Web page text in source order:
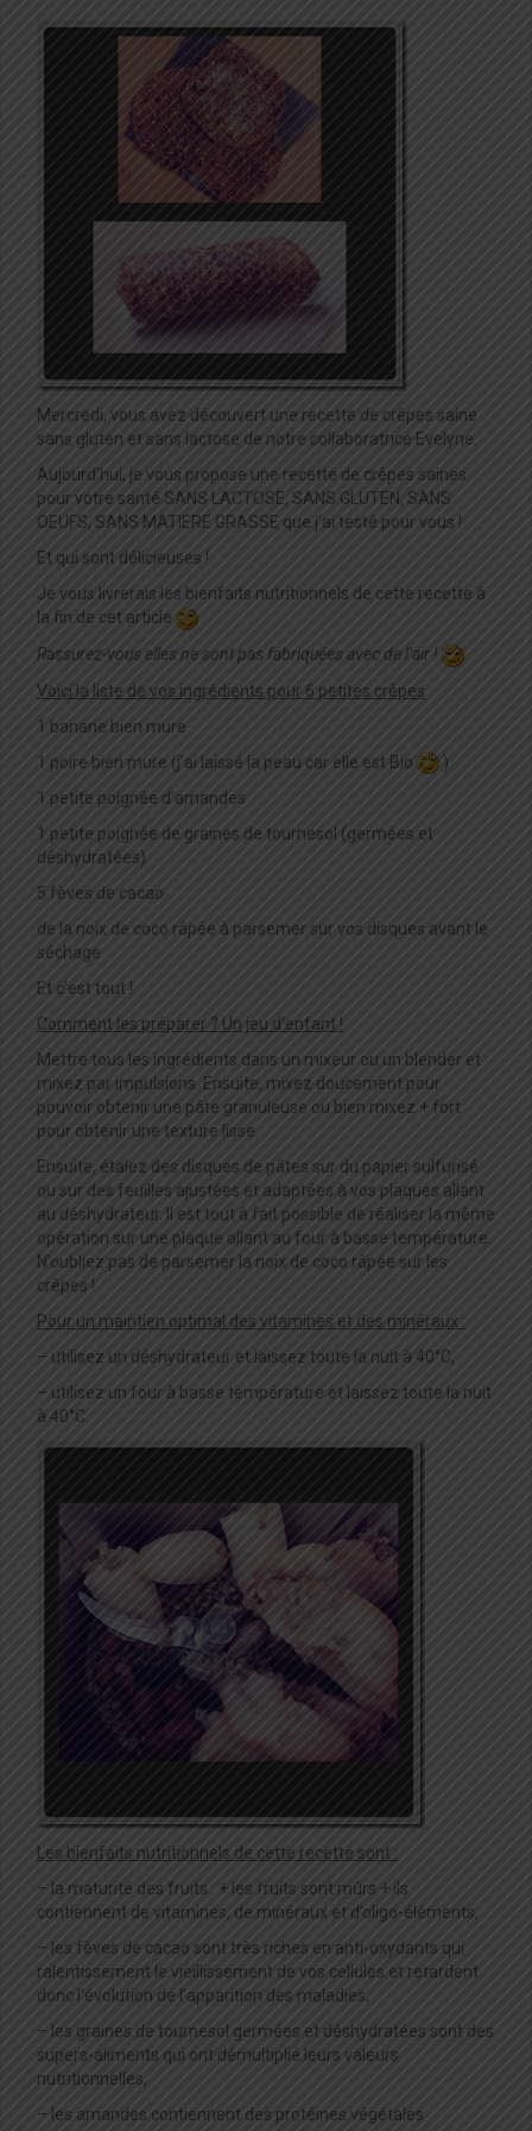
Mercredi, vous avez découvert une recette de crêpes saine
sans gluten et sans lactose de notre collaboratrice Evelyne.
Aujourd’hui, je vous propose une recette de crêpes saines
pour votre santé SANS LACTOSE, SANS GLUTEN, SANS
OEUFS, SANS MATIERE GRASSE que j’ai testé pour vous !
Et qui sont délicieuses !
Je vous livrerais les bienfaits nutritionnels de cette recette à
la fin de cet article
Rassurez-vous elles ne sont pas fabriquées avec de l’air !
Voici la liste de vos ingrédients pour 6 petites crêpes :
1 banane bien mure
1 poire bien mure (j’ai laissé la peau car elle est Bio
)
1 petite poignée d’amandes
1 petite poignée de graines de tournesol (germées et
déshydratées)
5 fèves de cacao
de la noix de coco râpée à parsemer sur vos disques avant le
séchage
Et c’est tout !
Comment les préparer ? Un jeu d’enfant !
Mettre tous les ingrédients dans un mixeur ou un blender et
mixez par impulsions. Ensuite, mixez doucement pour
pouvoir obtenir une pâte granuleuse ou bien mixez + fort
pour obtenir une texture lisse.
Ensuite, étalez des disques de pâtes sur du papier sulfurisé
ou sur des feuilles ajustées et adaptées à vos plaques allant
au déshydrateur. Il est tout à fait possible de réaliser la même
opération sur une plaque allant au four à basse température.
N’oubliez pas de parsemer la noix de coco râpée sur les
crêpes !
Pour un maintien optimal des vitamines et des minéraux :
– utilisez un déshydrateur et laissez toute la nuit à 40°C,
– utilisez un four à basse température et laissez toute la nuit
à 40°C.
Les bienfaits nutritionnels de cette recette sont :
– la maturité des fruits : + les fruits sont mûrs + ils
contiennent de vitamines, de minéraux et d’oligo-éléments,
– les fèves de cacao sont très riches en anti-oxydants qui
ralentissement le vieillissement de vos cellules et retardent
donc l’évolution de l’apparition des maladies,
– les graines de tournesol germées et déshydratées sont des
supers-aliments qui ont démultiplié leurs valeurs
nutritionnelles,
– les amandes contiennent des protéines végétales